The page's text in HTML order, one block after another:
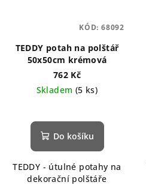
TEDDY potah na polštář
50x50cm krémová
762 Kč
Skladem (5 ks)
Do košíku
TEDDY - útulné potahy na
dekorační polštáře
KÓD: 68092